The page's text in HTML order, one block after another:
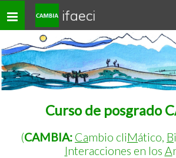
Toggle
navigation
ifaeci
Curso de posgrado
(CAMBIA: Cambio cliMático, B
Interacciones en los A